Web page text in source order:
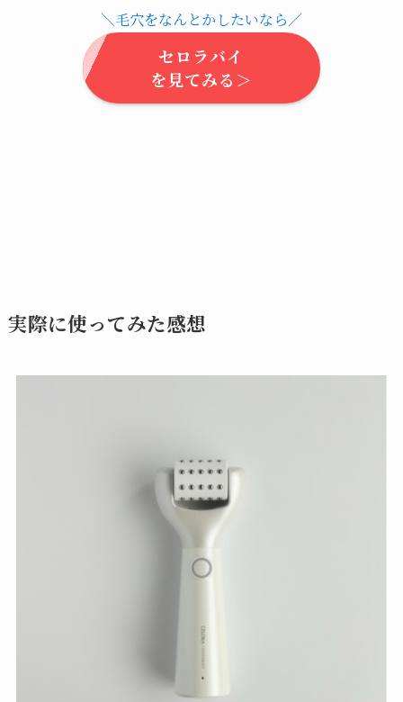
＼毛穴をなんとかしたいなら／
セロラバイ
を見てみる＞
実際に使ってみた感想